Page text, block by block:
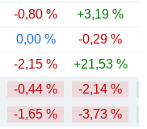
-0,80 % +3,19 %
0,00 % -0,29 %
-2,15 % +21,53 %
-0,44 % -2,14 %
-1,65 % -3,73 %